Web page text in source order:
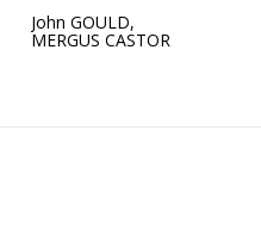
John GOULD,
MERGUS CASTOR